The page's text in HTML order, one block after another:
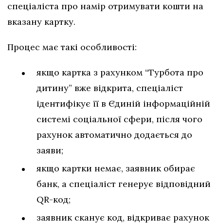
спеціаліста про намір отримувати кошти на
вказану картку.
Процес має такі особливості:
якщо картка з рахунком “Турбота про
дитину” вже відкрита, спеціаліст
ідентифікує її в Єдиній інформаційній
системі соціальної сфери, після чого
рахунок автоматично додається до
заяви;
якщо картки немає, заявник обирає
банк, а спеціаліст генерує відповідний
QR-код;
заявник сканує код, відкриває рахунок